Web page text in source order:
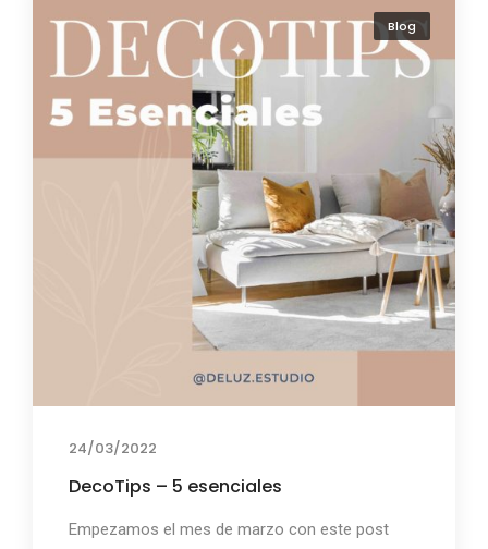
Blog
24/03/2022
DecoTips – 5 esenciales
Empezamos el mes de marzo con este post